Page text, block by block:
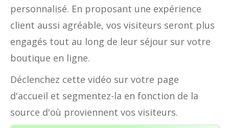
personnalisé. En proposant une expérience
client aussi agréable, vos visiteurs seront plus
engagés tout au long de leur séjour sur votre
boutique en ligne.
Déclenchez cette vidéo sur votre page
d'accueil et segmentez-la en fonction de la
source d'où proviennent vos visiteurs.